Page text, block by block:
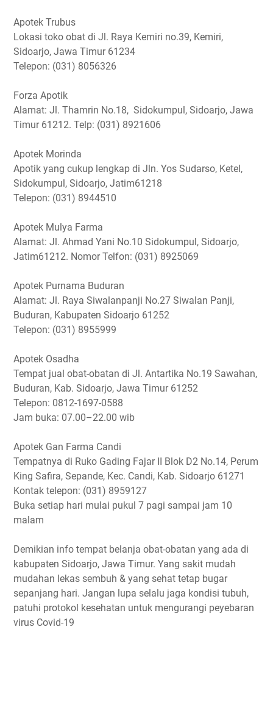
Apotek Trubus
Lokasi toko obat di Jl. Raya Kemiri no.39, Kemiri,
Sidoarjo, Jawa Timur 61234
Telepon: (031) 8056326
Forza Apotik
Alamat: Jl. Thamrin No.18, Sidokumpul, Sidoarjo, Jawa
Timur 61212. Telp: (031) 8921606
Apotek Morinda
Apotik yang cukup lengkap di Jln. Yos Sudarso, Ketel,
Sidokumpul, Sidoarjo, Jatim61218
Telepon: (031) 8944510
Apotek Mulya Farma
Alamat: Jl. Ahmad Yani No.10 Sidokumpul, Sidoarjo,
Jatim61212. Nomor Telfon: (031) 8925069
Apotek Purnama Buduran
Alamat: Jl. Raya Siwalanpanji No.27 Siwalan Panji,
Buduran, Kabupaten Sidoarjo 61252
Telepon: (031) 8955999
Apotek Osadha
Tempat jual obat-obatan di Jl. Antartika No.19 Sawahan,
Buduran, Kab. Sidoarjo, Jawa Timur 61252
Telepon: 0812-1697-0588
Jam buka: 07.00–22.00 wib
Apotek Gan Farma Candi
Tempatnya di Ruko Gading Fajar II Blok D2 No.14, Perum
King Safira, Sepande, Kec. Candi, Kab. Sidoarjo 61271
Kontak telepon: (031) 8959127
Buka setiap hari mulai pukul 7 pagi sampai jam 10
malam
Demikian info tempat belanja obat-obatan yang ada di
kabupaten Sidoarjo, Jawa Timur. Yang sakit mudah
mudahan lekas sembuh & yang sehat tetap bugar
sepanjang hari. Jangan lupa selalu jaga kondisi tubuh,
patuhi protokol kesehatan untuk mengurangi peyebaran
virus Covid-19